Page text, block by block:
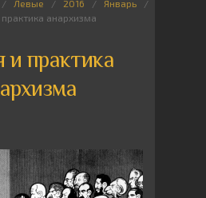
Левые 2016
Январь
анархизма
и практика